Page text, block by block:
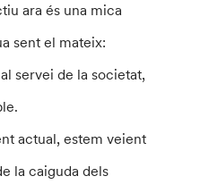
ara és una mica
sent el mateix:
servei de la societat,
actual, estem veient
la caiguda dels